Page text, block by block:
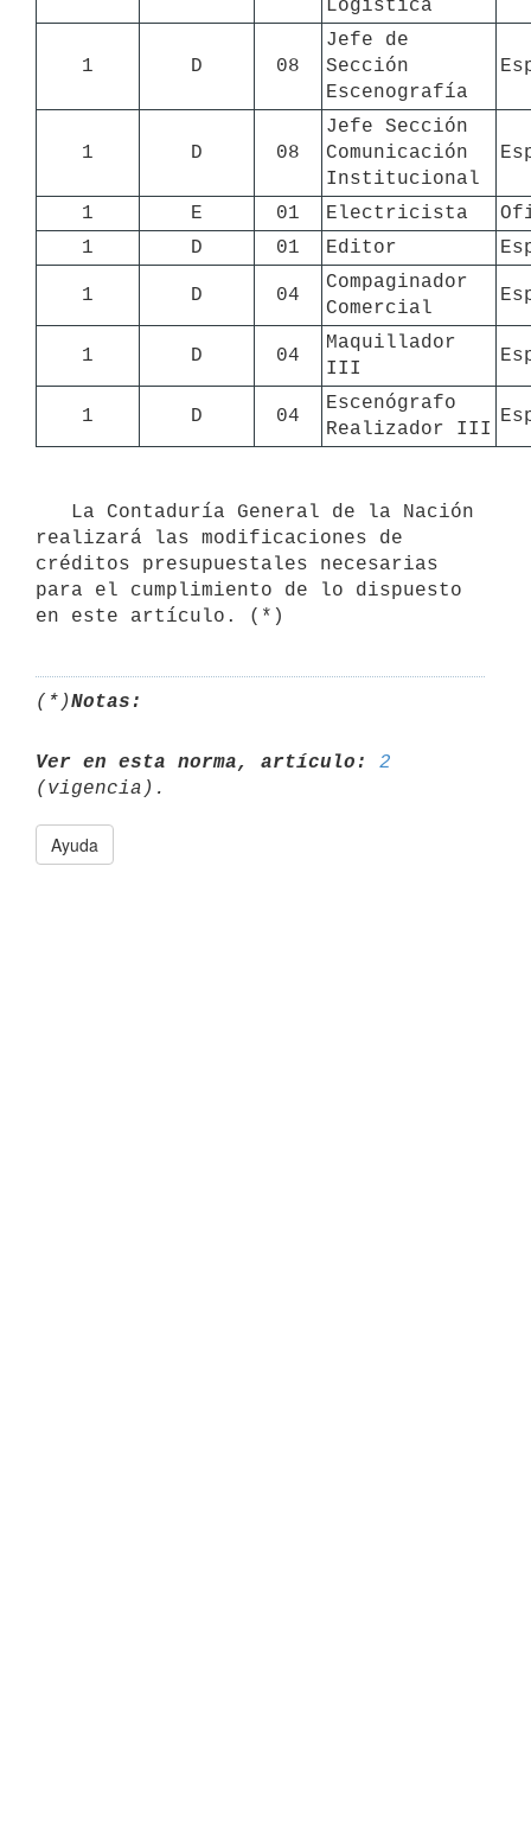
Logística
1 D 08
Jefe de
Sección
Escenografía
1 D 08
Jefe Sección
Comunicación
Institucional
1 E 01 Electricista
1
D 01 Editor
1 D 04
Compaginador
Comercial
1 D 04
Maquillador
III
1 D 04
Escenógrafo
Realizador III
realizará las modificaciones de
créditos presupuestales necesarias
para el cumplimiento de lo dispuesto
(*)Notas:
Ver en esta norma, artículo:
2
Ayuda